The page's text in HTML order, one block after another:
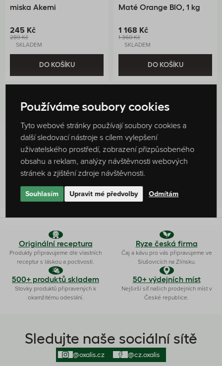
miska Akemi
245 Kč
289 Kč
SKLADEM
DO KOŠÍKU
Maté Orange BIO, 1 kg
1 168 Kč
1 360 Kč
SKLADEM
DO KOŠÍKU
Hodnocení produktu
0 %Žádné hodnocení
Originální receptura
Produkty připravujeme dle vlastních
receptur s láskou a poctivostí.
Ryze česká firma
Čaj a kávu pro vás připravujeme ve
Slušovicích na Zlínsku.
500+ produktů skladem
Stovky produktů připravených k
okamžitému odeslání.
50+ výdejních míst
Nejširší síť našich prodejních míst v
České republice.
Sledujte naše sociální sítě
@oxalis.cz @cz.oxalis
Používáme soubory cookies
Tyto webové stránky používají soubory cookies a
další sledovací nástroje s cílem vylepšení
uživatelského prostředí, zobrazení přizpůsobeného
obsahu a reklam, analýzy návštěvnosti webových
stránek a zjištění zdroje návštěvnosti.
Souhlasím Upravit mé předvolby Odmítám